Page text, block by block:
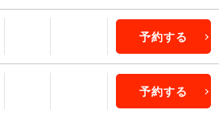
予約する
予約する